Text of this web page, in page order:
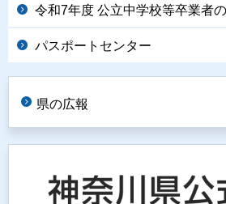
令和7年度 公立中学校等卒業者
パスポートセンター
県の広報